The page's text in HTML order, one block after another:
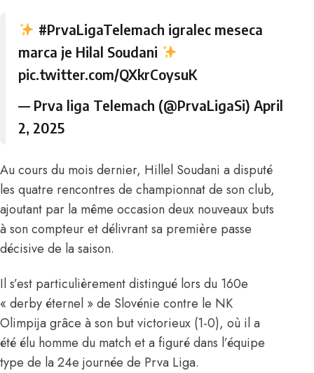
#PrvaLigaTelemach igralec meseca
marca je Hilal Soudani
pic.twitter.com/QXkrCoysuK
— Prva liga Telemach (@PrvaLigaSi)April
2, 2025
Au cours du mois dernier, Hillel Soudani a disputé
les quatre rencontres de championnat de son club,
ajoutant par la même occasion deux nouveaux buts
à son compteur et délivrant sa première passe
décisive de la saison.
Il s’est particulièrement distingué lors du 160e
« derby éternel » de Slovénie contre le NK
Olimpija grâce à son but victorieux (1-0), où il a
été élu homme du match et a figuré dans l’équipe
type de la 24e journée de Prva Liga.